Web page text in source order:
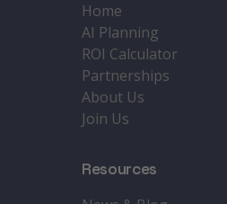
Home
AI Planning
ROI Calculator
Partnerships
About Us
Join Us
Resources